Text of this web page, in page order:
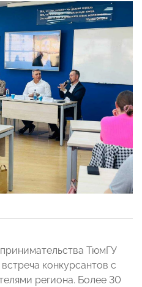
ТюмГУ
конкурсантов с
региона. Более 30